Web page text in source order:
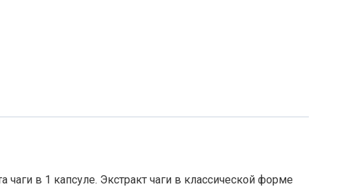
в 1 капсуле. Экстракт чаги в классической форме